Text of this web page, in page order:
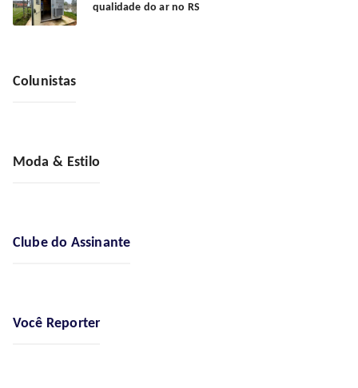
qualidade do ar no RS
Colunistas
Moda & Estilo
Clube do Assinante
Você Reporter